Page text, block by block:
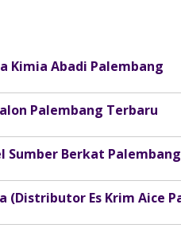
Kimia Abadi Palembang
Palembang Terbaru
Sumber Berkat Palembang